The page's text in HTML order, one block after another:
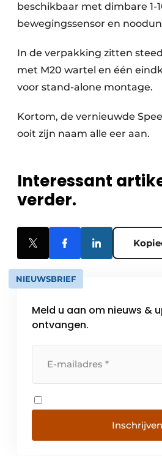
beschikbaar met dimbare 1-
bewegingssensor en
In de verpakking zitten
met M20 wartel en één
voor stand-alone montage.
Kortom, de vernieuwde
ooit zijn naam alle eer aan.
Interessant
verder.
NIEUWSBRIEF
Meld u aan om nieuws &
ontvangen.
Inschrijven